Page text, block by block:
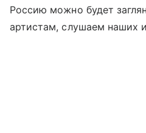
Россию можно будет
артистам, слушаем наших